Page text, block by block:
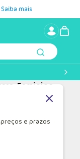
Saiba mais
e prazos